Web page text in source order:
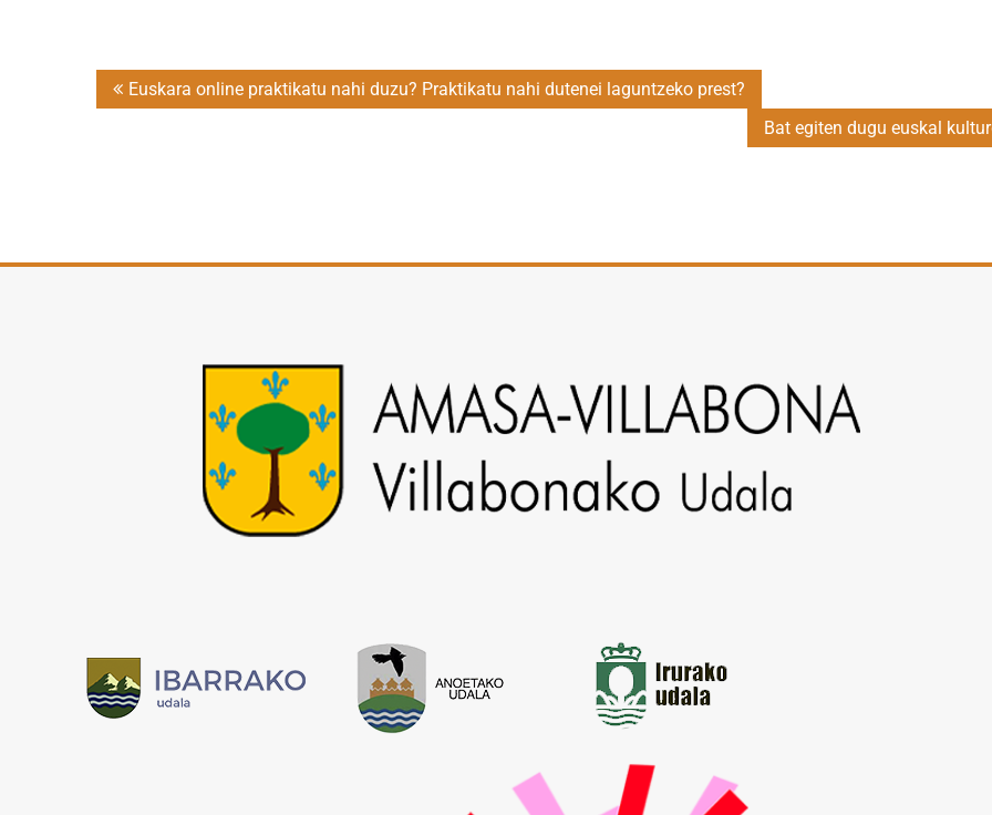
Post
navigation
Euskara online praktikatu nahi duzu? Praktikatu nahi dutenei laguntzeko prest?
Bat egiten dugu euskal